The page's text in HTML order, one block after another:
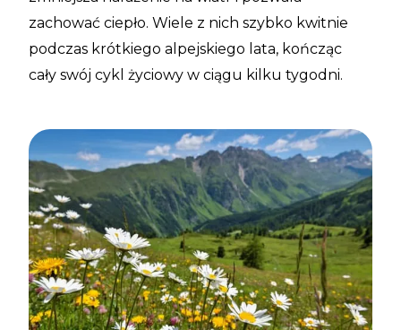
zachować ciepło. Wiele z nich szybko kwitnie
podczas krótkiego alpejskiego lata, kończąc
cały swój cykl życiowy w ciągu kilku tygodni.